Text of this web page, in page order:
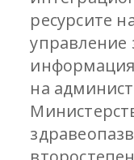
ресурсите
управление
информация
на